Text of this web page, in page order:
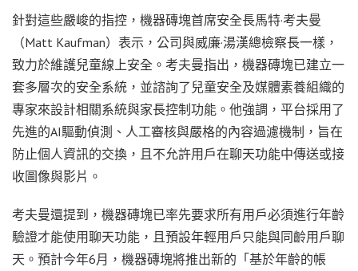
針對這些嚴峻的指控，機器磚塊首席安全長馬特·考夫曼
（Matt Kaufman）表示，公司與威廉·湯漢總檢察長一樣，
致力於維護兒童線上安全。考夫曼指出，機器磚塊已建立一
套多層次的安全系統，並諮詢了兒童安全及媒體素養組織的
專家來設計相關系統與家長控制功能。他強調，平台採用了
先進的AI驅動偵測、人工審核與嚴格的內容過濾機制，旨在
防止個人資訊的交換，且不允許用戶在聊天功能中傳送或接
收圖像與影片。
考夫曼還提到，機器磚塊已率先要求所有用戶必須進行年齡
驗證才能使用聊天功能，且預設年輕用戶只能與同齡用戶聊
天。預計今年6月，機器磚塊將推出新的「基於年齡的帳